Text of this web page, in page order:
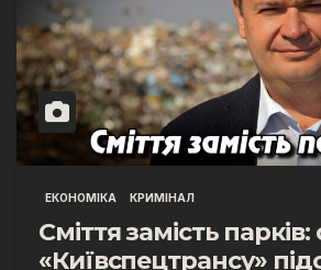
ЕКОНОМІКА КРИМІНАЛ
Сміття замість
«Київспецтрансу»